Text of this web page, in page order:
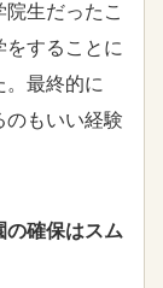
生だったこ
をすることに
。最終的に
のもいい経験
確保はスム